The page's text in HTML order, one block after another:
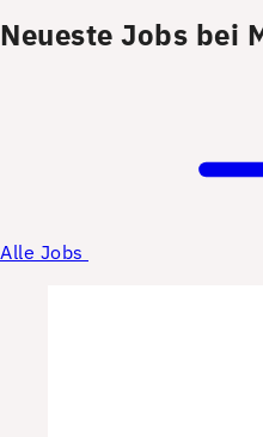
Neueste Jobs bei
Alle Jobs